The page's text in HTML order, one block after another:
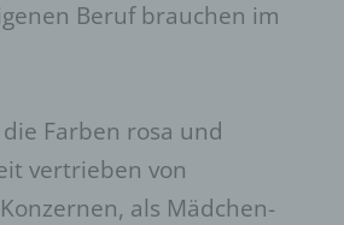
Beruf brauchen im
Farben rosa und
vertrieben von
als Mädchen-
oder mobilen Gerät
sind Textdateien, welche
die Verwendung von Cookies,
SessionStorage durch
in Ihrem Browser